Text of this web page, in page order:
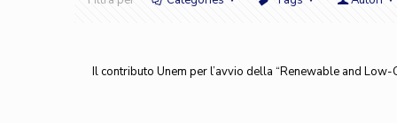
Il contributo Unem per l’avvio della “Renewable and